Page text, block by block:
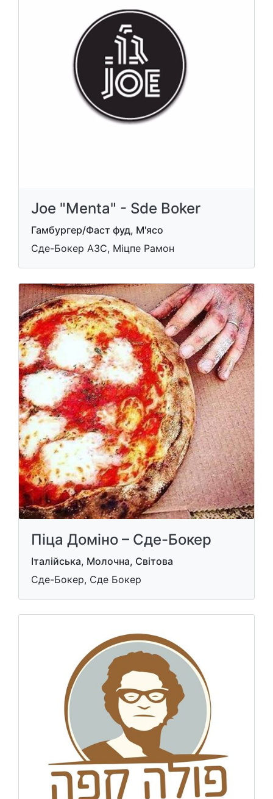
Joe "Menta" - Sde Boker
Гамбургер/Фаст фуд, М'ясо
Сде-Бокер АЗС, Міцпе Рамон
Піца Доміно – Сде-Бокер
Італійська, Молочна, Світова
Сде-Бокер, Сде Бокер